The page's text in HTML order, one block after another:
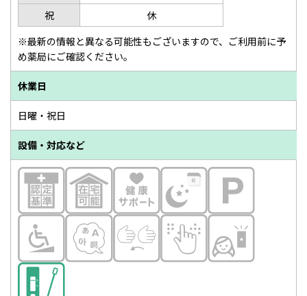
祝
休
※最新の情報と異なる可能性もございますので、ご利用前に予
め薬局にご確認ください。
休業日
日曜・祝日
設備・対応など